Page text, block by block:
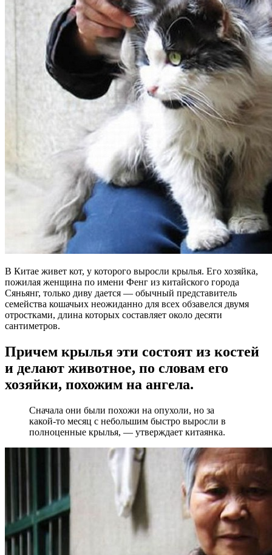
В Китае живет кот, у которого выросли крылья. Его хозяйка,
пожилая женщина по имени Фенг из китайского города
Сяньянг, только диву дается — обычный представитель
семейства кошачьих неожиданно для всех обзавелся двумя
отростками, длина которых составляет около десяти
сантиметров.
Причем крылья эти состоят из костей
и делают животное, по словам его
хозяйки, похожим на ангела.
Сначала они были похожи на опухоли, но за
какой-то месяц с небольшим быстро выросли в
полноценные крылья, — утверждает китаянка.